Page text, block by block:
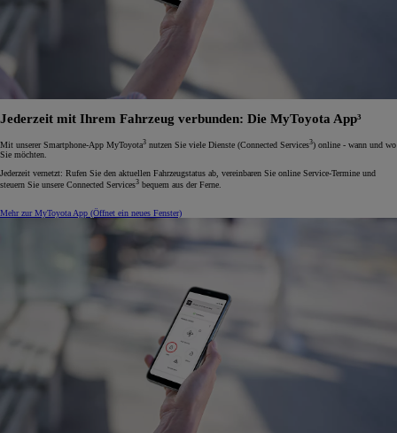
Jederzeit mit Ihrem Fahrzeug verbunden: Die MyToyota App³
Mit unserer Smartphone-App MyToyota3 nutzen Sie viele Dienste (Connected Services3) online - wann und wo
Sie möchten.
Jederzeit vernetzt: Rufen Sie den aktuellen Fahrzeugstatus ab, vereinbaren Sie online Service-Termine und
steuern Sie unsere Connected Services3 bequem aus der Ferne.
Mehr zur MyToyota App (Öffnet ein neues Fenster)